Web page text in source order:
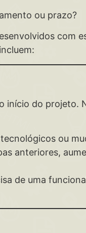
ou prazo?
com
início do projeto.
ou
anteriores,
de uma